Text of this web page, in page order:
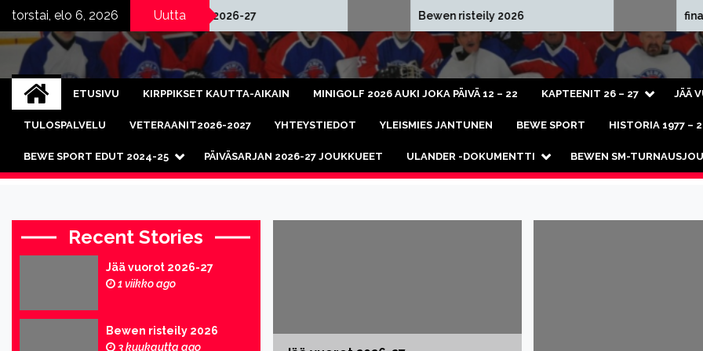
Skip
content
torstai, elo 6, 2026 Uutta
Jää vuorot 2026-27 Bewen risteily 2026 finaali 2026 videot
Bewe Sport
Kaukalopallo ja salibandy
ETUSIVU KIRPPIKSET KAUTTA-AIKAIN MINIGOLF 2026 AUKI JOKA PÄIVÄ 12 – 22 KAPTEENIT 26 – 27 JÄÄ
TULOSPALVELU VETERAANIT2026-2027 YHTEYSTIEDOT YLEISMIES JANTUNEN BEWE SPORT HISTORIA 1977 –
BEWE SPORT EDUT 2024-25 PÄIVÄSARJAN 2026-27 JOUKKUEET ULANDER -DOKUMENTTI BEWEN SM-
Recent Stories
Jää vuorot 2026-27
1 viikko ago
Bewen risteily 2026
3 kuukautta ago